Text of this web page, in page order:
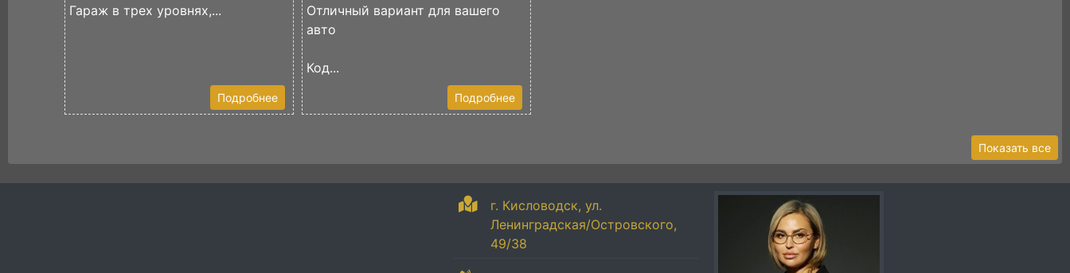
Гараж в трех уровнях,...
Подробнее
Отличный вариант для вашего
авто
Код...
Подробнее
Показать все
г. Кисловодск, ул.
Ленинградская/Островского,
49/38